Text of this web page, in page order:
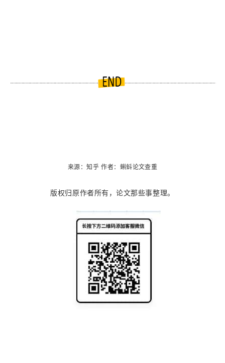
来源：知乎作者： 蝌蚪论文查重
版权归原作者所有，论文那些事整理。